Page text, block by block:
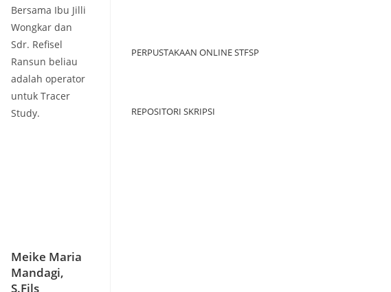
Bersama Ibu Jilli
Wongkar dan
Sdr. Refisel
Ransun beliau
adalah operator
untuk Tracer
Study.
Meike Maria
Mandagi,
S.Fils
PERPUSTAKAAN ONLINE STFSP
REPOSITORI SKRIPSI